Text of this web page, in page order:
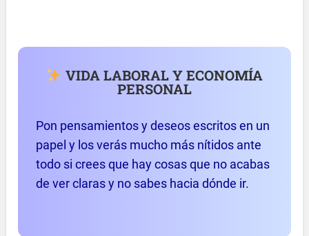
VIDA LABORAL Y ECONOMÍA
PERSONAL
Pon pensamientos y deseos escritos en un
papel y los verás mucho más nítidos ante
todo si crees que hay cosas que no acabas
de ver claras y no sabes hacia dónde ir.